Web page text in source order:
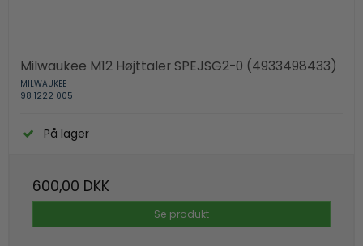
Milwaukee M12 Højttaler SPEJSG2-0 (4933498433)
MILWAUKEE
98 1222 005
På lager
600,00 DKK
Se produkt